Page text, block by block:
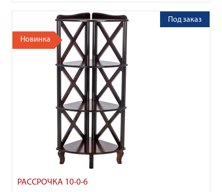
РАССРОЧКА 10-0-6
Новинка
Под заказ